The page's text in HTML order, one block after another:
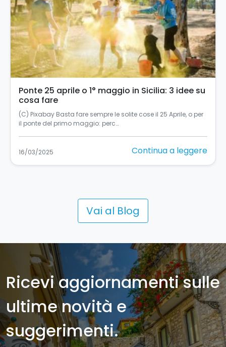
Turismo accessibile in Sicilia: un’esperienza
per tutti
Turismo accessibile in Sicilia: un’esperienza per tutti La
Sicilia, si sa, è una terra in…
11/03/2025 Continua a leggere
Vai al Blog
Ricevi aggiornamenti sulle
ultime novità e
suggerimenti.